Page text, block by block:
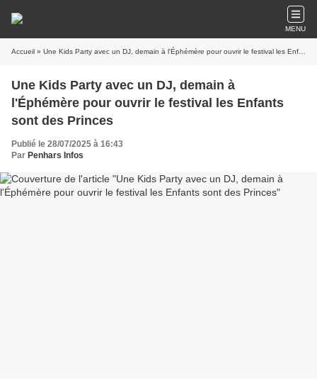
MENU
Accueil » Une Kids Party avec un DJ, demain à l'Éphémère pour ouvrir le festival les Enfants sont des Princes
Une Kids Party avec un DJ, demain à
l'Éphémère pour ouvrir le festival les Enfants
sont des Princes
Publié le 28/07/2025 à 16:43
Par Penhars Infos